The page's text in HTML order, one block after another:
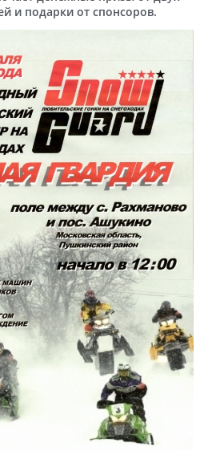
и подарки от спонсоров.